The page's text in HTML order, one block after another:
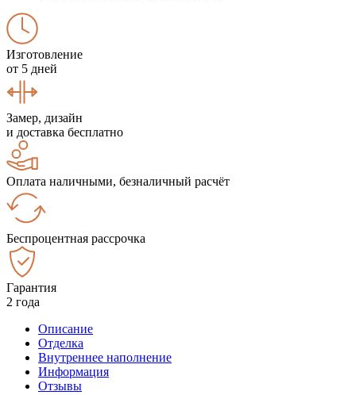
Изготовление
от 5 дней
Замер, дизайн
и доставка бесплатно
Оплата наличными, безналичный расчёт
Беспроцентная рассрочка
Гарантия
2 года
Описание
Отделка
Внутреннее наполнение
Информация
Отзывы